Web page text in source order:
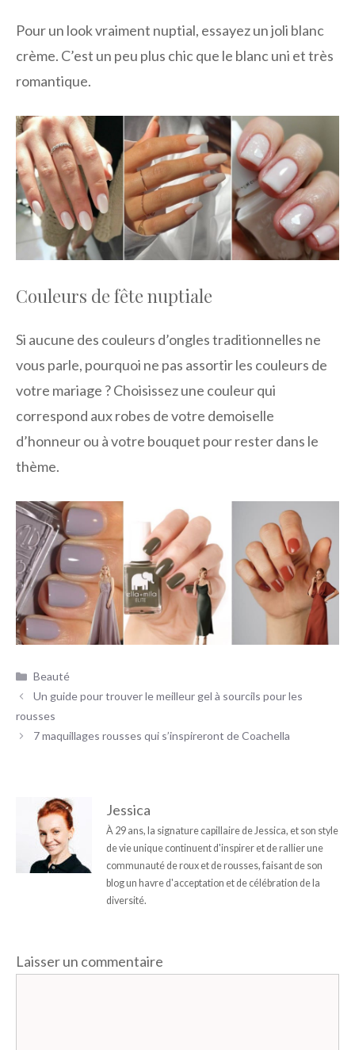
Pour un look vraiment nuptial, essayez un joli blanc
crème. C’est un peu plus chic que le blanc uni et très
romantique.
Couleurs de fête nuptiale
Si aucune des couleurs d’ongles traditionnelles ne
vous parle, pourquoi ne pas assortir les couleurs de
votre mariage ? Choisissez une couleur qui
correspond aux robes de votre demoiselle
d’honneur ou à votre bouquet pour rester dans le
thème.
Catégories
Beauté
Un guide pour trouver le meilleur gel à sourcils pour les
rousses
7 maquillages rousses qui s’inspireront de Coachella
Jessica
À 29 ans, la signature capillaire de Jessica, et son style
de vie unique continuent d'inspirer et de rallier une
communauté de roux et de rousses, faisant de son
blog un havre d'acceptation et de célébration de la
diversité.
Laisser un commentaire